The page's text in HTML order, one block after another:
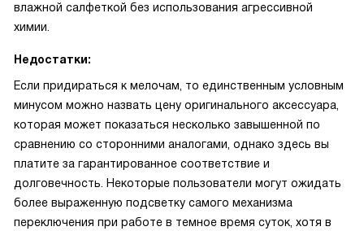
влажной салфеткой без использования агрессивной
химии.
Недостатки:
Если придираться к мелочам, то единственным условным
минусом можно назвать цену оригинального аксессуара,
которая может показаться несколько завышенной по
сравнению со сторонними аналогами, однако здесь вы
платите за гарантированное соответствие и
долговечность. Некоторые пользователи могут ожидать
более выраженную подсветку самого механизма
переключения при работе в темное время суток, хотя в